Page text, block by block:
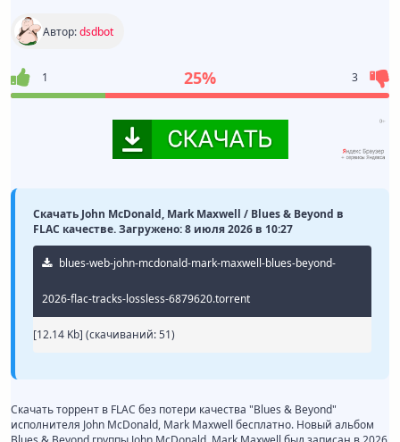
Автор:dsdbot
1 25% 3
Скачать John McDonald, Mark Maxwell / Blues & Beyond в
FLAC качестве. Загружено: 8 июля 2026 в 10:27
blues-web-john-mcdonald-mark-maxwell-blues-beyond-
2026-flac-tracks-lossless-6879620.torrent
[12.14 Kb] (cкачиваний: 51)
Скачать торрент в FLAC без потери качества "Blues & Beyond"
исполнителя John McDonald, Mark Maxwell бесплатно. Новый альбом